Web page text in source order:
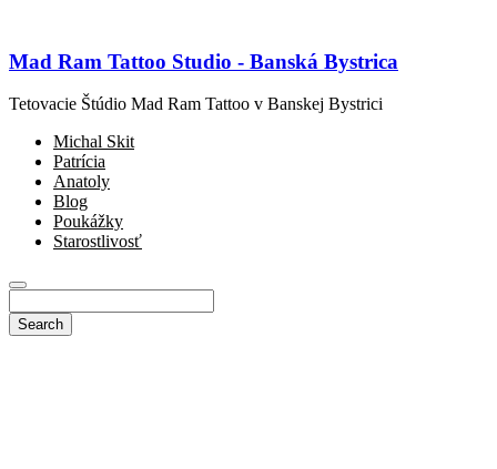
Mad Ram Tattoo Studio - Banská Bystrica
Tetovacie Štúdio Mad Ram Tattoo v Banskej Bystrici
Michal Skit
Patrícia
Anatoly
Blog
Poukážky
Starostlivosť